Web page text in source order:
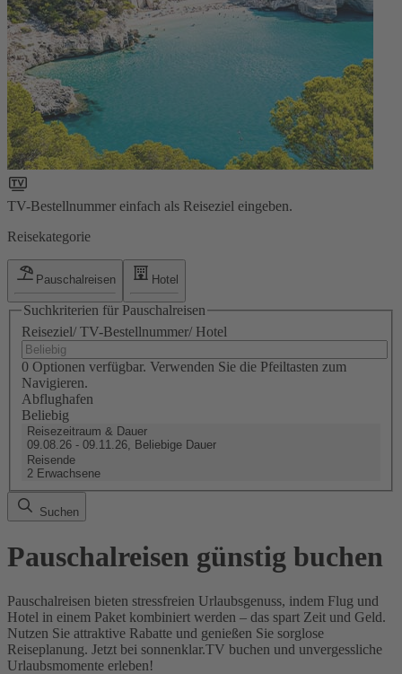
TV-Bestellnummer einfach als Reiseziel eingeben.
Reisekategorie
Pauschalreisen Hotel
Suchkriterien für Pauschalreisen
Reiseziel/ TV-Bestellnummer/ Hotel
0 Optionen verfügbar. Verwenden Sie die Pfeiltasten zum
Navigieren.
Abflughafen
Beliebig
Reisezeitraum & Dauer
09.08.26 - 09.11.26, Beliebige Dauer
Reisende
2 Erwachsene
Suchen
Pauschalreisen günstig buchen
Pauschalreisen bieten stressfreien Urlaubsgenuss, indem Flug und
Hotel in einem Paket kombiniert werden – das spart Zeit und Geld.
Nutzen Sie attraktive Rabatte und genießen Sie sorglose
Reiseplanung. Jetzt bei sonnenklar.TV buchen und unvergessliche
Urlaubsmomente erleben!